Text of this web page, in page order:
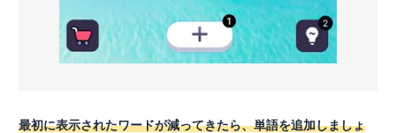
最初に表示されたワードが減ってきたら、単語を追加しましょ